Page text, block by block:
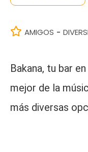
AMIGOS -
Bakana, tu bar
mejor de la
más diversas